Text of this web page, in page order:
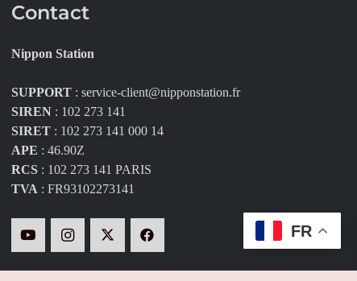
Contact
Nippon Station
SUPPORT: service-client@nipponstation.fr
SIREN: 102 273 141
SIRET: 102 273 141 000 14
APE : 46.90Z
RCS: 102 273 141 PARIS
TVA: FR93102273141
FR